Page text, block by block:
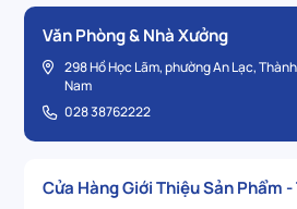
Văn Phòng & Nhà Xưởng
298 Hồ Học Lãm, phường An Lạc,
Nam
028 38762222
Cửa Hàng Giới Thiệu Sản Phẩm -